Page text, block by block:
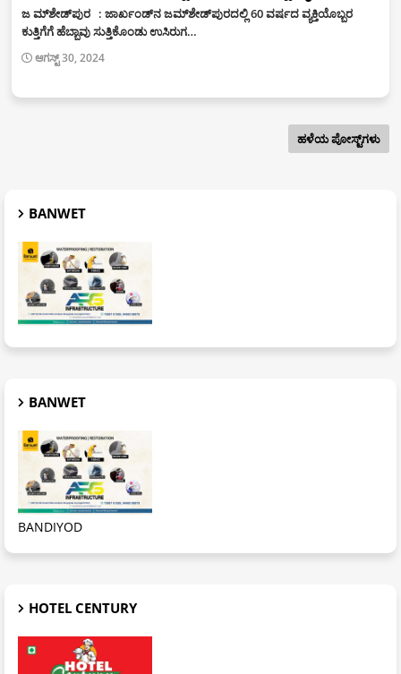
ಜ ಮ್‌ಶೇಡ್‌ಪುರ : ಜಾರ್ಖಂಡ್‌ನ ಜಮ್‌ಶೇಡ್‌ಪುರದಲ್ಲಿ 60 ವರ್ಷದ ವ್ಯಕ್ತಿಯೊಬ್ಬರ
ಕುತ್ತಿಗೆಗೆ ಹೆಬ್ಬಾವು ಸುತ್ತಿಕೊಂಡು ಉಸಿರುಗ…
ಆಗಸ್ಟ್ 30, 2024
ಹಳೆಯ ಪೋಸ್ಟ್‌ಗಳು
BANWET
BANWET
BANDIYOD
HOTEL CENTURY